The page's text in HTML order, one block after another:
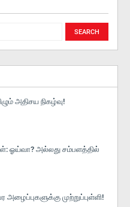
அதிசய நிகழ்வு!
ஓய்வா? அல்லது சம்பளத்தில்
முற்றுப்புள்ளி!